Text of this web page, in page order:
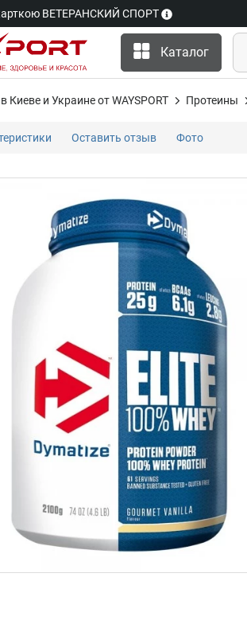
ВЕТЕРАНСКИЙ СПОРТ
Каталог
Киеве и Украине от WAYSPORT Протеины
Оставить отзыв Фото